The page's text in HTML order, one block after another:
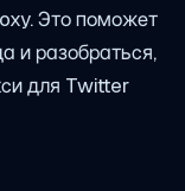
Это поможет
и разобраться,
для Twitter